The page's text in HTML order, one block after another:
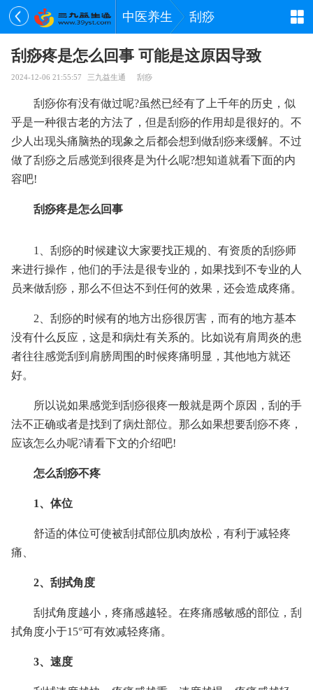
中医养生 刮痧
刮痧疼是怎么回事 可能是这原因导致
2024-12-06 21:55:57 三九益生通 刮痧
刮痧你有没有做过呢?虽然已经有了上千年的历史，似
乎是一种很古老的方法了，但是刮痧的作用却是很好的。不
少人出现头痛脑热的现象之后都会想到做刮痧来缓解。不过
做了刮痧之后感觉到很疼是为什么呢?想知道就看下面的内
容吧!
刮痧疼是怎么回事
1、刮痧的时候建议大家要找正规的、有资质的刮痧师
来进行操作，他们的手法是很专业的，如果找到不专业的人
员来做刮痧，那么不但达不到任何的效果，还会造成疼痛。
2、刮痧的时候有的地方出痧很厉害，而有的地方基本
没有什么反应，这是和病灶有关系的。比如说有肩周炎的患
者往往感觉刮到肩膀周围的时候疼痛明显，其他地方就还
好。
所以说如果感觉到刮痧很疼一般就是两个原因，刮的手
法不正确或者是找到了病灶部位。那么如果想要刮痧不疼，
应该怎么办呢?请看下文的介绍吧!
怎么刮痧不疼
1、体位
舒适的体位可使被刮拭部位肌肉放松，有利于减轻疼
痛、
2、刮拭角度
刮拭角度越小，疼痛感越轻。在疼痛感敏感的部位，刮
拭角度小于15°可有效减轻疼痛。
3、速度